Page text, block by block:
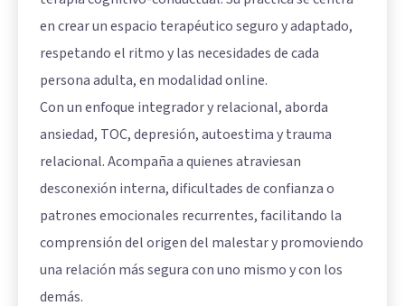
en crear un espacio terapéutico seguro y adaptado,
respetando el ritmo y las necesidades de cada
persona adulta, en modalidad online.
Con un enfoque integrador y relacional, aborda
ansiedad, TOC, depresión, autoestima y trauma
relacional. Acompaña a quienes atraviesan
desconexión interna, dificultades de confianza o
patrones emocionales recurrentes, facilitando la
comprensión del origen del malestar y promoviendo
una relación más segura con uno mismo y con los
demás.